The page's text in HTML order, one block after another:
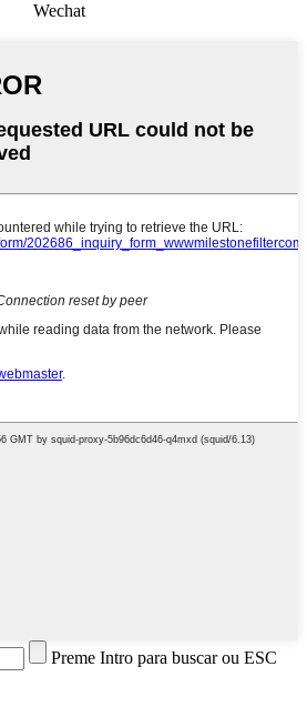
Wechat
Preme Intro para buscar ou ESC